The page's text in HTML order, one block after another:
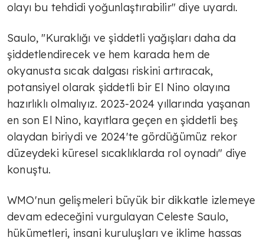
olayı bu tehdidi yoğunlaştırabilir" diye uyardı.
Saulo, "Kuraklığı ve şiddetli yağışları daha da
şiddetlendirecek ve hem karada hem de
okyanusta sıcak dalgası riskini artıracak,
potansiyel olarak şiddetli bir El Nino olayına
hazırlıklı olmalıyız. 2023-2024 yıllarında yaşanan
en son El Nino, kayıtlara geçen en şiddetli beş
olaydan biriydi ve 2024'te gördüğümüz rekor
düzeydeki küresel sıcaklıklarda rol oynadı" diye
konuştu.
WMO'nun gelişmeleri büyük bir dikkatle izlemeye
devam edeceğini vurgulayan Celeste Saulo,
hükümetleri, insani kuruluşları ve iklime hassas